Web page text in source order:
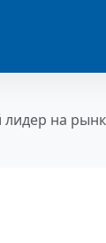
лидер на